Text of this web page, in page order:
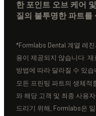
한 포인트 오브 케어
질의 불투명한 파트를
*Formlabs Dental 계열 레
용이 제공되지 않습니다.
방법에 따라 달라질 수 있
모든 프린팅 파트의 생체적
와 해당 고객 및 최종 사용
드리기 위해, Formlabs은